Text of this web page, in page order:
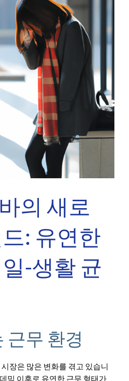
의 새로
: 유연한
-생활 균
근무 환경
시장은 많은 변화를 겪고 있습니
믹 이후로 유연한 근무 형태가